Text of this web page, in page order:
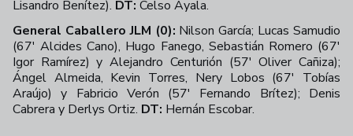
Lisandro Benítez). DT: Celso Ayala.
General Caballero JLM (0): Nilson García; Lucas Samudio
(67' Alcides Cano), Hugo Fanego, Sebastián Romero (67'
Igor Ramírez) y Alejandro Centurión (57' Oliver Cañiza);
Ángel Almeida, Kevin Torres, Nery Lobos (67' Tobías
Araújo) y Fabricio Verón (57' Fernando Brítez); Denis
Cabrera y Derlys Ortiz. DT: Hernán Escobar.